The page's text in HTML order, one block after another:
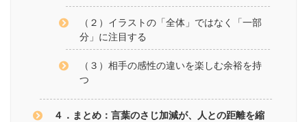
（２）イラストの「全体」ではなく「一部
分」に注目する
（３）相手の感性の違いを楽しむ余裕を持
つ
４．まとめ：言葉のさじ加減が、人との距離を縮